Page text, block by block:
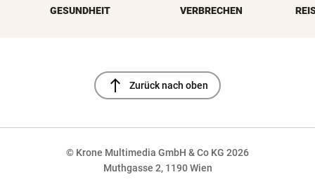
GESUNDHEIT VERBRECHEN
north Zurück nach oben
© Krone Multimedia GmbH & Co KG 2026
Muthgasse 2, 1190 Wien